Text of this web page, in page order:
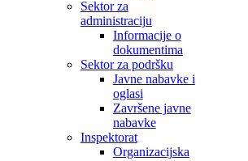
Sektor za
administraciju
Informacije o
dokumentima
Sektor za podršku
Javne nabavke i
oglasi
Završene javne
nabavke
Inspektorat
Organizacijska